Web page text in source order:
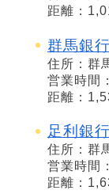
距離：
群馬銀
住所：群
営業時間
距離：
足利銀
住所：群
営業時間
距離：